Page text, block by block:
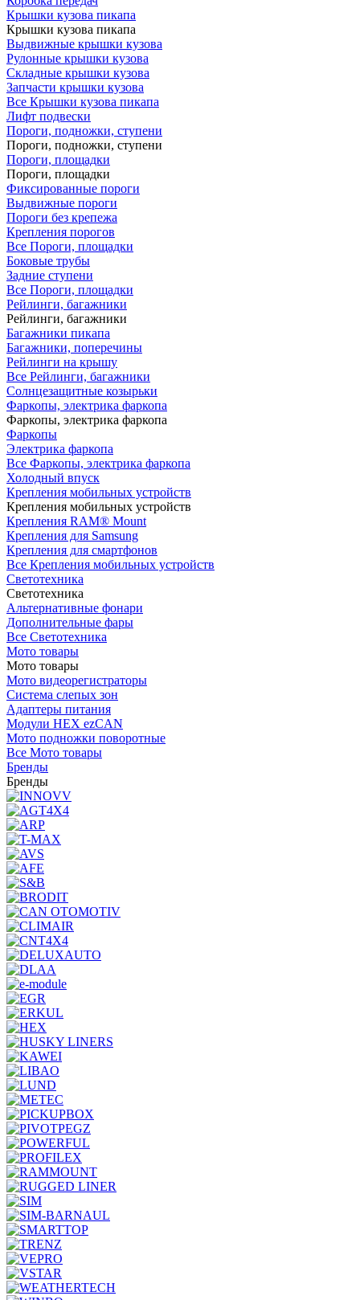
Крышки кузова пикапа
Крышки кузова пикапа
Выдвижные крышки кузова
Рулонные крышки кузова
Складные крышки кузова
Запчасти крышки кузова
Все Крышки кузова пикапа
Лифт подвески
Пороги, подножки, ступени
Пороги, подножки, ступени
Пороги, площадки
Пороги, площадки
Фиксированные пороги
Выдвижные пороги
Пороги без крепежа
Крепления порогов
Все Пороги, площадки
Боковые трубы
Задние ступени
Все Пороги, площадки
Рейлинги, багажники
Рейлинги, багажники
Багажники пикапа
Багажники, поперечины
Рейлинги на крышу
Все Рейлинги, багажники
Солнцезащитные козырьки
Фаркопы, электрика фаркопа
Фаркопы, электрика фаркопа
Фаркопы
Электрика фаркопа
Все Фаркопы, электрика фаркопа
Холодный впуск
Крепления мобильных устройств
Крепления мобильных устройств
Крепления RAM® Mount
Крепления для Samsung
Крепления для смартфонов
Все Крепления мобильных устройств
Светотехника
Светотехника
Альтернативные фонари
Дополнительные фары
Все Светотехника
Мото товары
Мото товары
Мото видеорегистраторы
Система слепых зон
Адаптеры питания
Модули HEX ezCAN
Мото подножки поворотные
Все Мото товары
Бренды
Бренды